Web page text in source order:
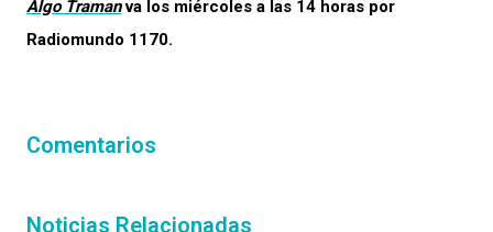
Algo Traman va los miércoles a las 14 horas por
Radiomundo 1170.
Comentarios
Noticias Relacionadas